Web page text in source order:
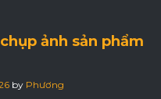
ảnh sản phẩm
by Phương